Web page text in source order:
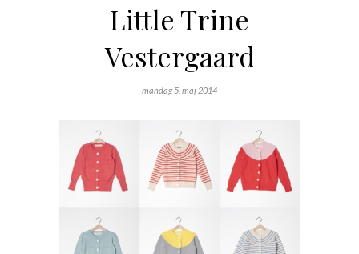
Little Trine
Vestergaard
mandag 5. maj 2014